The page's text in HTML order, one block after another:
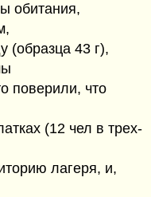
обитания,
(образца 43 г),
поверили, что
(12 чел в трех-
лагеря, и,